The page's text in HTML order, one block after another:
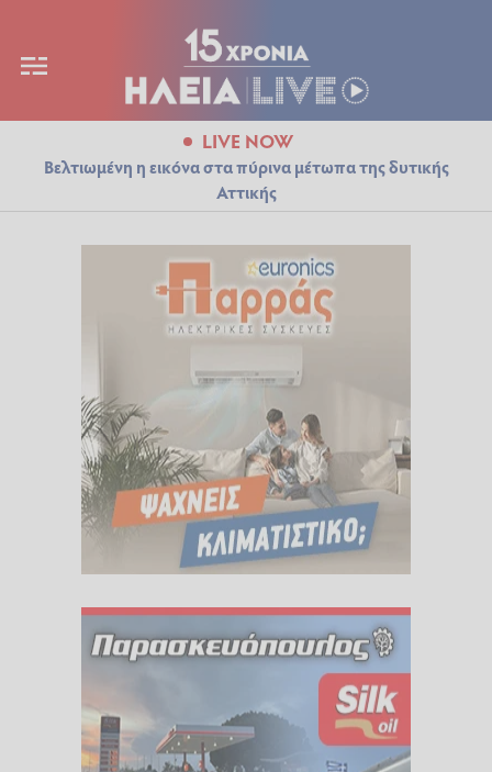
LIVE NOW
Βελτιωμένη η εικόνα στα πύρινα μέτωπα της δυτικής
Αττικής